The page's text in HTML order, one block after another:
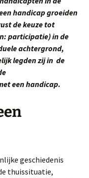
handicap groeiden
de keuze tot
participatie) in de
achtergrond,
legden zij in de
een handicap.
geschiedenis
thuissituatie,